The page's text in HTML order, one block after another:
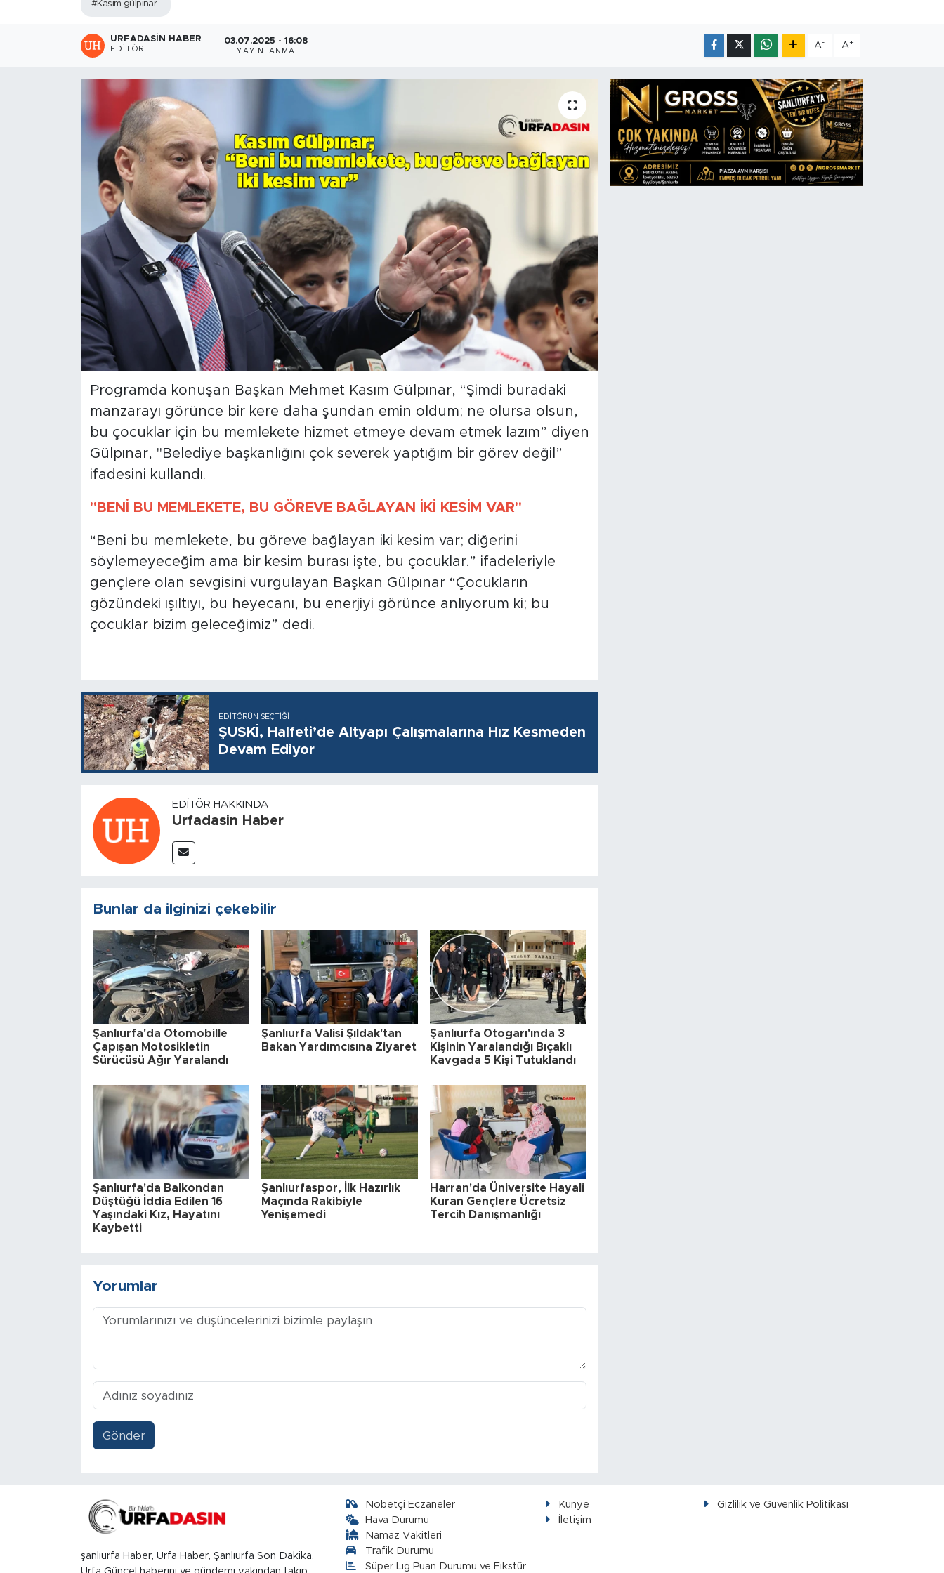
#Kasım gülpınar
URFADASIN HABER
EDITÖR
03.07.2025 - 16:08
YAYINLANMA
A- A+
Programda konuşan Başkan Mehmet Kasım Gülpınar, “Şimdi buradaki
manzarayı görünce bir kere daha şundan emin oldum; ne olursa olsun,
bu çocuklar için bu memlekete hizmet etmeye devam etmek lazım” diyen
Gülpınar, "Belediye başkanlığını çok severek yaptığım bir görev değil”
ifadesini kullandı.
"BENİ BU MEMLEKETE, BU GÖREVE BAĞLAYAN İKİ KESİM VAR"
“Beni bu memlekete, bu göreve bağlayan iki kesim var; diğerini
söylemeyeceğim ama bir kesim burası işte, bu çocuklar.” ifadeleriyle
gençlere olan sevgisini vurgulayan Başkan Gülpınar “Çocukların
gözündeki ışıltıyı, bu heyecanı, bu enerjiyi görünce anlıyorum ki; bu
çocuklar bizim geleceğimiz” dedi.
EDITÖRÜN SEÇTIĞI
ŞUSKİ, Halfeti’de Altyapı Çalışmalarına Hız Kesmeden
Devam Ediyor
EDITÖR HAKKINDA
Urfadasin Haber
Bunlar da ilginizi çekebilir
Şanlıurfa'da Otomobille
Çapışan Motosikletin
Sürücüsü Ağır Yaralandı
Şanlıurfa Valisi Şıldak'tan
Bakan Yardımcısına Ziyaret
Şanlıurfa Otogarı'ında 3
Kişinin Yaralandığı Bıçaklı
Kavgada 5 Kişi Tutuklandı
Şanlıurfa'da Balkondan
Düştüğü İddia Edilen 16
Yaşındaki Kız, Hayatını
Kaybetti
Şanlıurfaspor, İlk Hazırlık
Maçında Rakibiyle
Yenişemedi
Harran'da Üniversite Hayali
Kuran Gençlere Ücretsiz
Tercih Danışmanlığı
Yorumlar
Gönder
şanlıurfa Haber, Urfa Haber, Şanlıurfa Son Dakika,
Nöbetçi Eczaneler
Hava Durumu
Namaz Vakitleri
Trafik Durumu
Süper Lig Puan Durumu ve Fikstür
Künye
Gizlilik ve Güvenlik Politikası
İletişim